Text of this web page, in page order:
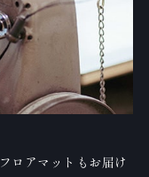
フロアマットもお届け